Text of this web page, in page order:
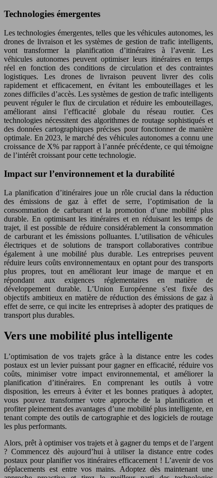
Technologies émergentes
Les technologies émergentes, telles que les véhicules autonomes, les
drones de livraison et les systèmes de gestion de trafic intelligents,
vont transformer la planification d’itinéraires à l’avenir. Les
véhicules autonomes peuvent optimiser leurs itinéraires en temps
réel en fonction des conditions de circulation et des contraintes
logistiques. Les drones de livraison peuvent livrer des colis
rapidement et efficacement, en évitant les embouteillages et les
zones difficiles d’accès. Les systèmes de gestion de trafic intelligents
peuvent réguler le flux de circulation et réduire les embouteillages,
améliorant ainsi l’efficacité globale du réseau routier. Ces
technologies nécessitent des algorithmes de routage sophistiqués et
des données cartographiques précises pour fonctionner de manière
optimale. En 2023, le marché des véhicules autonomes a connu une
croissance de X% par rapport à l’année précédente, ce qui témoigne
de l’intérêt croissant pour cette technologie.
Impact sur l’environnement et la durabilité
La planification d’itinéraires joue un rôle crucial dans la réduction
des émissions de gaz à effet de serre, l’optimisation de la
consommation de carburant et la promotion d’une mobilité plus
durable. En optimisant les itinéraires et en réduisant les temps de
trajet, il est possible de réduire considérablement la consommation
de carburant et les émissions polluantes. L’utilisation de véhicules
électriques et de solutions de transport collaboratives contribue
également à une mobilité plus durable. Les entreprises peuvent
réduire leurs coûts environnementaux en optant pour des transports
plus propres, tout en améliorant leur image de marque et en
répondant aux exigences réglementaires en matière de
développement durable. L’Union Européenne s’est fixée des
objectifs ambitieux en matière de réduction des émissions de gaz à
effet de serre, ce qui incite les entreprises à adopter des pratiques de
transport plus durables.
Vers une mobilité plus intelligente
L’optimisation de vos trajets grâce à la distance entre les codes
postaux est un levier puissant pour gagner en efficacité, réduire vos
coûts, minimiser votre impact environnemental, et améliorer la
planification d’itinéraires. En comprenant les outils à votre
disposition, les erreurs à éviter et les bonnes pratiques à adopter,
vous pouvez transformer votre approche de la planification et
profiter pleinement des avantages d’une mobilité plus intelligente, en
tenant compte des outils de cartographie et des logiciels de routage
les plus performants.
Alors, prêt à optimiser vos trajets et à gagner du temps et de l’argent
? Commencez dès aujourd’hui à utiliser la distance entre codes
postaux pour planifier vos itinéraires efficacement ! L’avenir de vos
déplacements est entre vos mains. Adoptez dès maintenant une